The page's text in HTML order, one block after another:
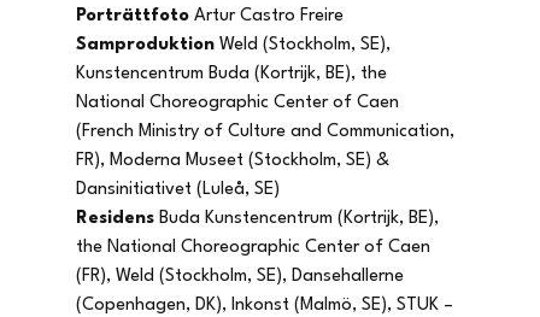
Porträttfoto Artur Castro Freire
Samproduktion Weld (Stockholm, SE),
Kunstencentrum Buda (Kortrijk, BE), the
National Choreographic Center of Caen
(French Ministry of Culture and Communication,
FR), Moderna Museet (Stockholm, SE) &
Dansinitiativet (Luleå, SE)
Residens Buda Kunstencentrum (Kortrijk, BE),
the National Choreographic Center of Caen
(FR), Weld (Stockholm, SE), Dansehallerne
(Copenhagen, DK), Inkonst (Malmö, SE), STUK –